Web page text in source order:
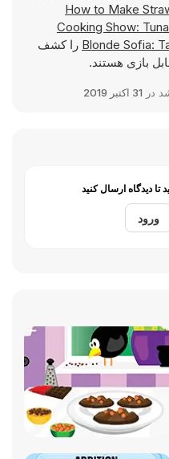
How to Make
Cooking Show:
Blonde Sofia: را کشف
در 31 اکتبر 2019
تا دیدگاه ارسال کنید
ورود